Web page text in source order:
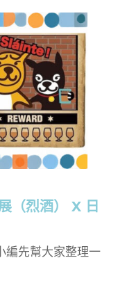
（烈酒） X 日
編先幫大家整理一